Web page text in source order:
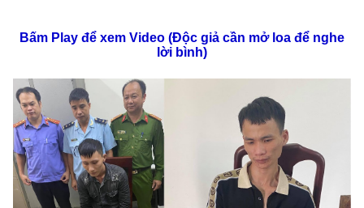
Bấm Play để xem Video (Độc giả cần mở loa để nghe
lời bình)